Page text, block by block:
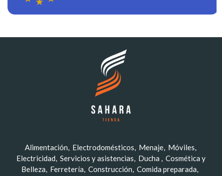
Alimentación Electrodomésticos Menaje Móviles
Electricidad Servicios y asistencias Ducha
Cosmética y
Belleza
Ferretería Construcción Comida preparada